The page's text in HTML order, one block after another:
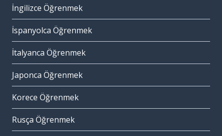
İngilizce Öğrenmek
İspanyolca Öğrenmek
İtalyanca Öğrenmek
Japonca Öğrenmek
Korece Öğrenmek
Rusça Öğrenmek